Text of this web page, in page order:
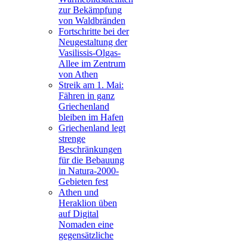
zur Bekämpfung
von Waldbränden
Fortschritte bei der
Neugestaltung der
Vasilissis-Olgas-
Allee im Zentrum
von Athen
Streik am 1. Mai:
Fähren in ganz
Griechenland
bleiben im Hafen
Griechenland legt
strenge
Beschränkungen
für die Bebauung
in Natura-2000-
Gebieten fest
Athen und
Heraklion üben
auf Digital
Nomaden eine
gegensätzliche